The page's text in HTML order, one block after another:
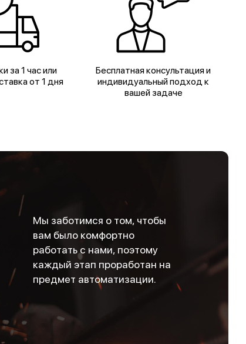
за 1 час или
от 1 дня
Бесплатная консультация и
индивидуальный подход к
вашей задаче
Мы заботимся о том, чтобы
вам было комфортно
работать с нами, поэтому
каждый этап проработан на
предмет автоматизации.